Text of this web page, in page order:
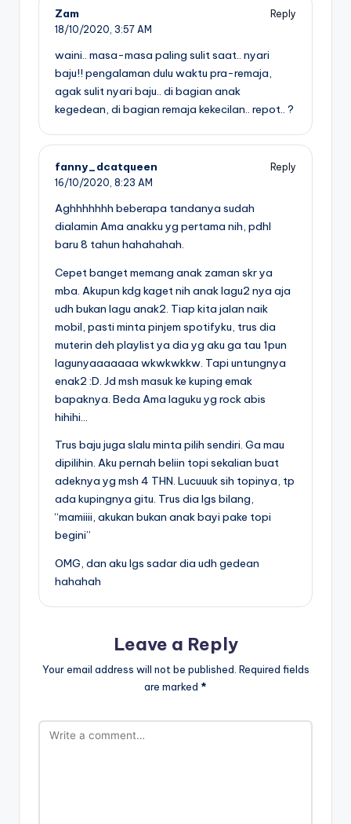
Zam
Reply
18/10/2020, 3:57 AM
waini.. masa-masa paling sulit saat.. nyari
baju!! pengalaman dulu waktu pra-remaja,
agak sulit nyari baju.. di bagian anak
kegedean, di bagian remaja kekecilan.. repot.. ?
fanny_dcatqueen
Reply
16/10/2020, 8:23 AM
Aghhhhhhh beberapa tandanya sudah
dialamin Ama anakku yg pertama nih, pdhl
baru 8 tahun hahahahah.
Cepet banget memang anak zaman skr ya
mba. Akupun kdg kaget nih anak lagu2 nya aja
udh bukan lagu anak2. Tiap kita jalan naik
mobil, pasti minta pinjem spotifyku, trus dia
muterin deh playlist ya dia yg aku ga tau 1pun
lagunyaaaaaaa wkwkwkkw. Tapi untungnya
enak2 :D. Jd msh masuk ke kuping emak
bapaknya. Beda Ama laguku yg rock abis
hihihi…
Trus baju juga slalu minta pilih sendiri. Ga mau
dipilihin. Aku pernah beliin topi sekalian buat
adeknya yg msh 4 THN. Lucuuuk sih topinya, tp
ada kupingnya gitu. Trus dia lgs bilang,
“mamiiii, akukan bukan anak bayi pake topi
begini”
OMG, dan aku lgs sadar dia udh gedean
hahahah
Leave a Reply
Your email address will not be published. Required fields
are marked *